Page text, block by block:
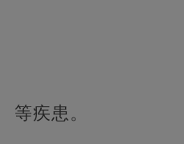
等疾患。